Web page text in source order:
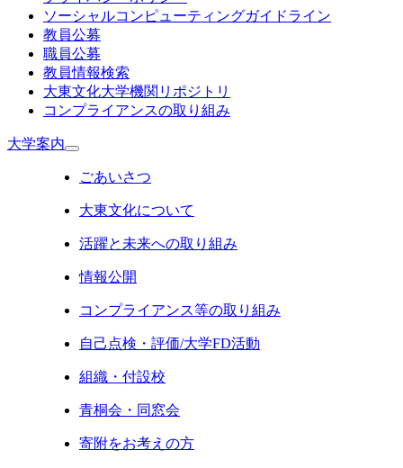
ソーシャルコンピューティングガイドライン
教員公募
職員公募
教員情報検索
大東文化大学機関リポジトリ
コンプライアンスの取り組み
大学案内
ごあいさつ
大東文化について
活躍と未来への取り組み
情報公開
コンプライアンス等の取り組み
自己点検・評価/大学FD活動
組織・付設校
青桐会・同窓会
寄附をお考えの方